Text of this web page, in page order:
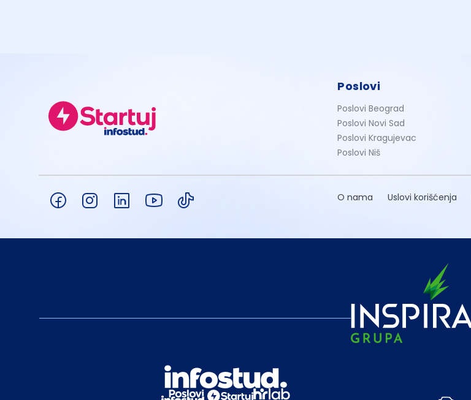
Poslovi
Poslovi Beograd
Poslovi Novi Sad
Poslovi Kragujevac
Poslovi Niš
O nama Uslovi korišćenja